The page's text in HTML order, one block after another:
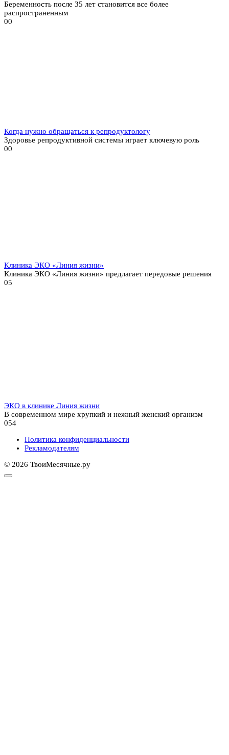
Беременность после 35 лет становится все более
распространенным
00
Когда нужно обращаться к репродуктологу
Здоровье репродуктивной системы играет ключевую роль
00
Клиника ЭКО «Линия жизни»
Клиника ЭКО «Линия жизни» предлагает передовые решения
05
ЭКО в клинике Линия жизни
В современном мире хрупкий и нежный женский организм
054
Политика конфиденциальности
Рекламодателям
© 2026 ТвоиМесячные.ру